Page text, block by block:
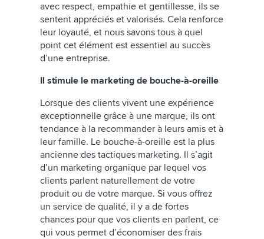
avec respect, empathie et gentillesse, ils se
sentent appréciés et valorisés. Cela renforce
leur loyauté, et nous savons tous à quel
point cet élément est essentiel au succès
d’une entreprise.
Il stimule le marketing de bouche-à-oreille
Lorsque des clients vivent une expérience
exceptionnelle grâce à une marque, ils ont
tendance à la recommander à leurs amis et à
leur famille. Le bouche-à-oreille est la plus
ancienne des tactiques marketing. Il s’agit
d’un marketing organique par lequel vos
clients parlent naturellement de votre
produit ou de votre marque. Si vous offrez
un service de qualité, il y a de fortes
chances pour que vos clients en parlent, ce
qui vous permet d’économiser des frais